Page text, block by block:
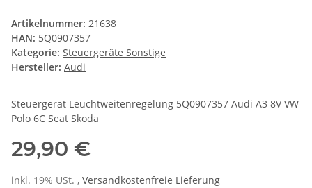
Artikelnummer: 21638
HAN: 5Q0907357
Kategorie: Steuergeräte Sonstige
Hersteller: Audi
Steuergerät Leuchtweitenregelung 5Q0907357 Audi A3 8V VW
Polo 6C Seat Skoda
29,90 €
inkl. 19% USt. , Versandkostenfreie Lieferung